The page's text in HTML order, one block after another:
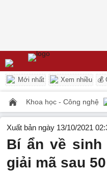
Mới nhất Xem nhiều 💰
Khoa học - Công nghệ
Xuất bản ngày 13/10/2021
Bí ẩn về
giải mã sau